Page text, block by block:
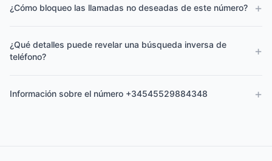
¿Cómo bloqueo las llamadas no deseadas de este número? +
¿Qué detalles puede revelar una búsqueda inversa de
teléfono?
+
Información sobre el número +34545529884348 +